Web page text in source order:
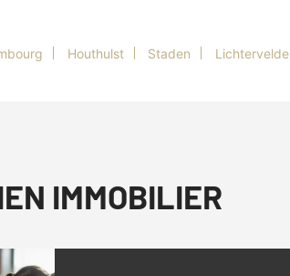
Houthulst Staden Lichtervelde
IMMOBILIER